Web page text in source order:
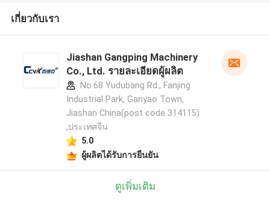
เกี่ยวกับเรา
Jiashan Gangping Machinery
Co., Ltd. รายละเอียดผู้ผลิต
No.68 Yudubang Rd., Fanjing
Industrial Park, Ganyao Town,
Jiashan China(post code 314115)
,ประเทศจีน
5.0
ผู้ผลิตได้รับการยืนยัน
ดูเพิ่มเติม